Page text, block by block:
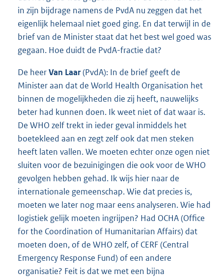
in zijn bijdrage namens de PvdA nu zeggen dat het
eigenlijk helemaal niet goed ging. En dat terwijl in de
brief van de Minister staat dat het best wel goed was
gegaan. Hoe duidt de PvdA-fractie dat?
De heerVan Laar(PvdA): In de brief geeft de
Minister aan dat de World Health Organisation het
binnen de mogelijkheden die zij heeft, nauwelijks
beter had kunnen doen. Ik weet niet of dat waar is.
De WHO zelf trekt in ieder geval inmiddels het
boetekleed aan en zegt zelf ook dat men steken
heeft laten vallen. We moeten echter onze ogen niet
sluiten voor de bezuinigingen die ook voor de WHO
gevolgen hebben gehad. Ik wijs hier naar de
internationale gemeenschap. Wie dat precies is,
moeten we later nog maar eens analyseren. Wie had
logistiek gelijk moeten ingrijpen? Had OCHA (Office
for the Coordination of Humanitarian Affairs) dat
moeten doen, of de WHO zelf, of CERF (Central
Emergency Response Fund) of een andere
organisatie? Feit is dat we met een bijna